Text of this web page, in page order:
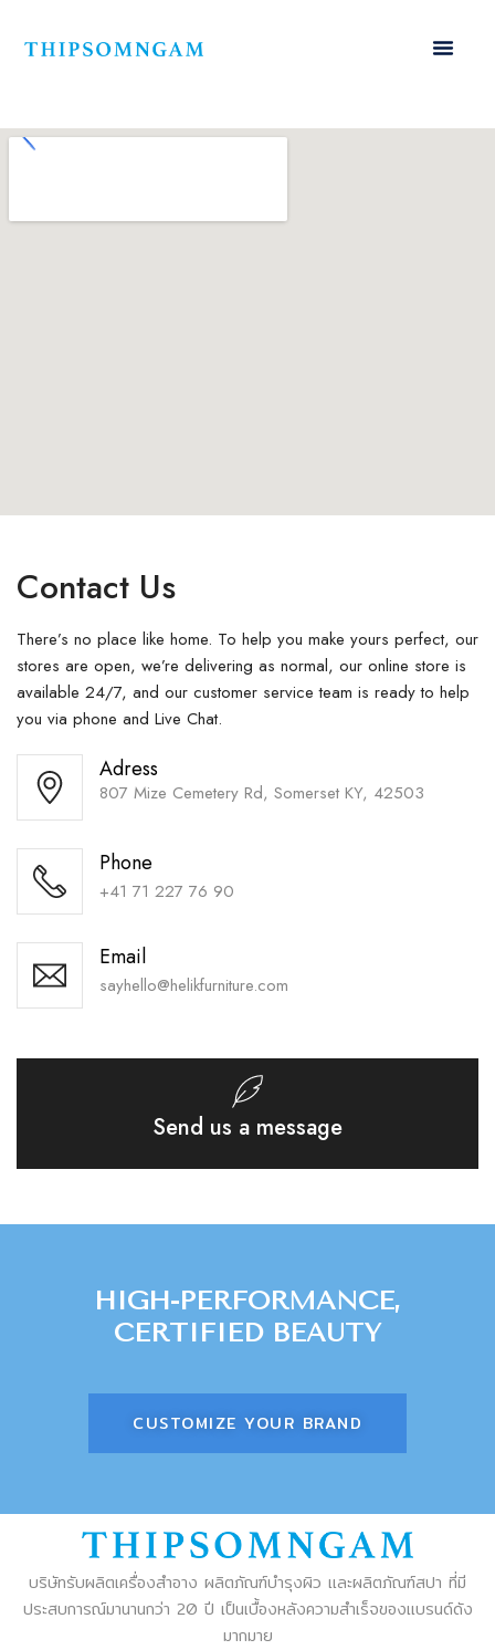
Contact Us
There’s no place like home. To help you make yours perfect, our
stores are open, we’re delivering as normal, our online store is
available 24/7, and our customer service team is ready to help
you via phone and Live Chat.
Adress
807 Mize Cemetery Rd, Somerset KY, 42503
Phone
+41 71 227 76 90
Email
sayhello@helikfurniture.com
Send us a message
HIGH-PERFORMANCE,
CERTIFIED BEAUTY
CUSTOMIZE YOUR BRAND
บริษัทรับผลิตเครื่องสำอาง ผลิตภัณฑ์บำรุงผิว และผลิตภัณฑ์สปา ที่มี
ประสบการณ์มานานกว่า 20 ปี เป็นเบื้องหลังความสำเร็จของแบรนด์ดัง
มากมาย